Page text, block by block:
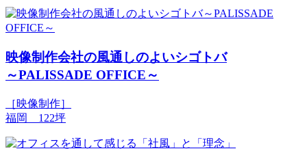
映像制作会社の風通しのよいシゴトバ
～PALISSADE OFFICE～
［映像制作］
福岡 122坪